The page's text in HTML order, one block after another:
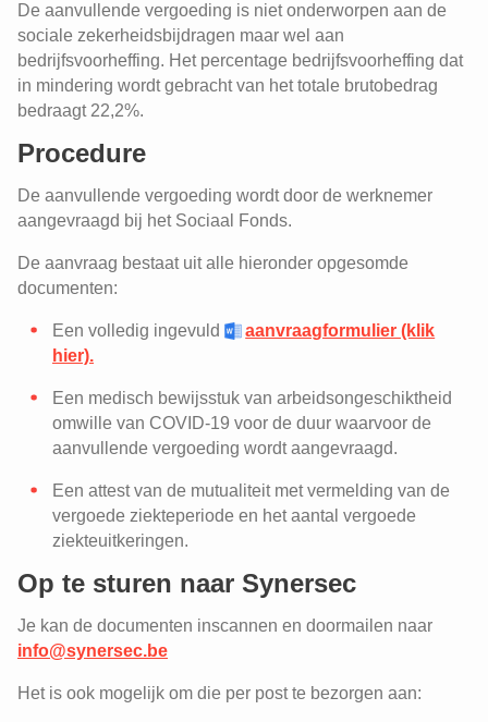
De aanvullende vergoeding is niet onderworpen aan de
sociale zekerheidsbijdragen maar wel aan
bedrijfsvoorheffing. Het percentage bedrijfsvoorheffing dat
in mindering wordt gebracht van het totale brutobedrag
bedraagt 22,2%.
Procedure
De aanvullende vergoeding wordt door de werknemer
aangevraagd bij het Sociaal Fonds.
De aanvraag bestaat uit alle hieronder opgesomde
documenten:
Een volledig ingevuld
aanvraagformulier (klik
hier).
Een medisch bewijsstuk van arbeidsongeschiktheid
omwille van COVID-19 voor de duur waarvoor de
aanvullende vergoeding wordt aangevraagd.
Een attest van de mutualiteit met vermelding van de
vergoede ziekteperiode en het aantal vergoede
ziekteuitkeringen.
Op te sturen naar Synersec
Je kan de documenten inscannen en doormailen naar
info@synersec.be
Het is ook mogelijk om die per post te bezorgen aan: